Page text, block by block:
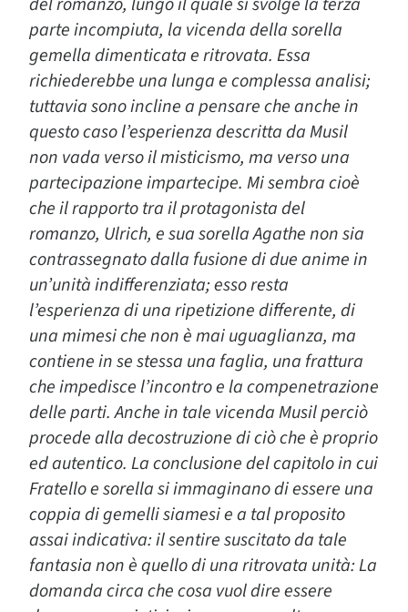
parte incompiuta, la vicenda della sorella
gemella dimenticata e ritrovata. Essa
richiederebbe una lunga e complessa analisi;
tuttavia sono incline a pensare che anche in
questo caso l’esperienza descritta da Musil
non vada verso il misticismo, ma verso una
partecipazione impartecipe. Mi sembra cioè
che il rapporto tra il protagonista del
romanzo, Ulrich, e sua sorella Agathe non sia
contrassegnato dalla fusione di due anime in
un’unità indifferenziata; esso resta
l’esperienza di una ripetizione differente, di
una mimesi che non è mai uguaglianza, ma
contiene in se stessa una faglia, una frattura
che impedisce l’incontro e la compenetrazione
delle parti. Anche in tale vicenda Musil perciò
procede alla decostruzione di ciò che è proprio
ed autentico. La conclusione del capitolo in cui
Fratello e sorella si immaginano di essere una
coppia di gemelli siamesi e a tal proposito
assai indicativa: il sentire suscitato da tale
fantasia non è quello di una ritrovata unità: La
domanda circa che cosa vuol dire essere